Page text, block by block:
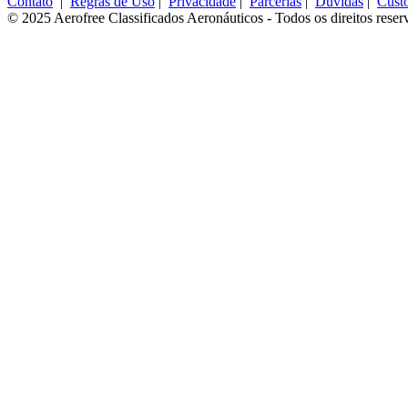
© 2025 Aerofree Classificados Aeronáuticos - Todos os direitos